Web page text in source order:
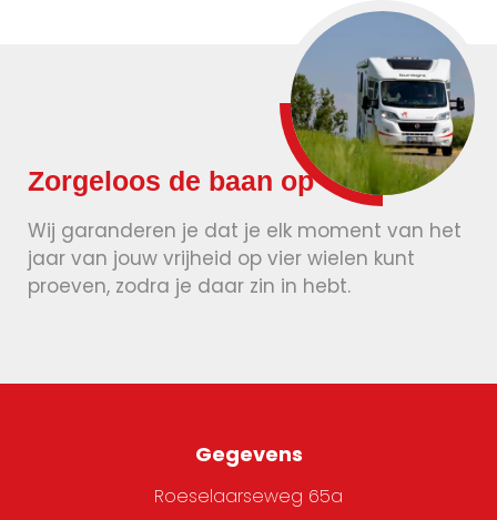
Zorgeloos de baan op
Wij garanderen je dat je elk moment van het
jaar van jouw vrijheid op vier wielen kunt
proeven, zodra je daar zin in hebt.
Gegevens
Roeselaarseweg 65a